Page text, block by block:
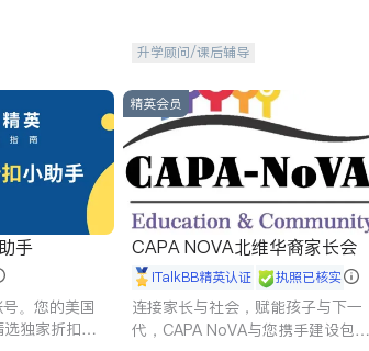
升学顾问/课后辅导
手
。您的美国
独家折扣、
精英会员
CAPA NOVA北维华裔家长会
iTalkBB精英认证 执照已核实
连接家长与社会，赋能孩子与下一
代，CAPA NoVA与您携手建设包